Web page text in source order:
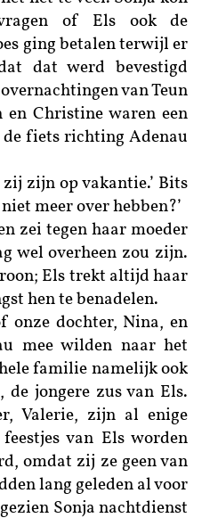
of Els ook de
ging betalen terwijl er
dat werd bevestigd
van Teun
en Christine waren een
fiets richting Adenau
zijn op vakantie.’ Bits
meer over hebben?’
zei tegen haar moeder
wel overheen zou zijn.
Els trekt altijd haar
hen te benadelen.
onze dochter, Nina, en
mee wilden naar het
familie namelijk ook
de jongere zus van Els.
Valerie, zijn al enige
van Els worden
omdat zij ze geen van
lang geleden al voor
Sonja nachtdienst